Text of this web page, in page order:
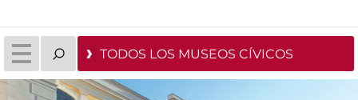
TODOS LOS MUSEOS CÍVICOS